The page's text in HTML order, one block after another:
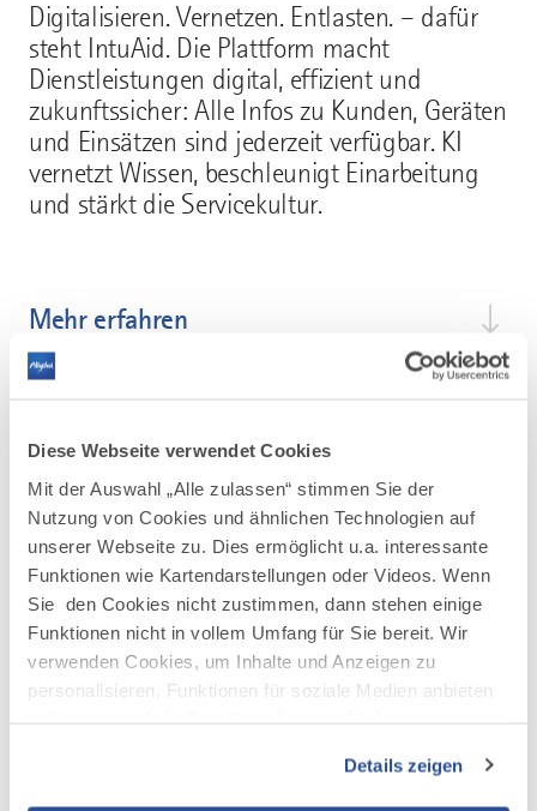
Diese Webseite verwendet Cookies
Mit der Auswahl „Alle zulassen“ stimmen Sie der
Nutzung von Cookies und ähnlichen Technologien auf
unserer Webseite zu. Dies ermöglicht u.a. interessante
Funktionen wie Kartendarstellungen oder Videos. Wenn
Sie den Cookies nicht zustimmen, dann stehen einige
Funktionen nicht in vollem Umfang für Sie bereit. Wir
verwenden Cookies, um Inhalte und Anzeigen zu
personalisieren, Funktionen für soziale Medien anbieten
Verwendung unserer Website an unsere Partner für
soziale Medien, Werbung und Analysen weiter. Unsere
Details zeigen
Digitalisieren. Vernetzen. Entlasten. – dafür
steht IntuAid. Die Plattform macht
Dienstleistungen digital, effizient und
zukunftssicher: Alle Infos zu Kunden, Geräten
und Einsätzen sind jederzeit verfügbar. KI
vernetzt Wissen, beschleunigt Einarbeitung
und stärkt die Servicekultur.
Mehr erfahren
AUF DER KARTE ANZEIGEN